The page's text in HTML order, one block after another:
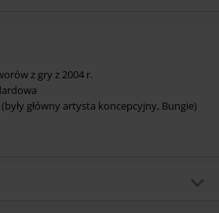
z gry z 2004 r.
główny artysta koncepcyjny, Bungie)